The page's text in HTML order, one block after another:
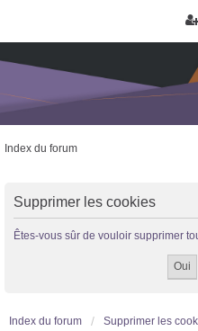
Index du forum
Supprimer les cookies
Êtes-vous sûr de vouloir supprimer
Index du forum Supprimer les